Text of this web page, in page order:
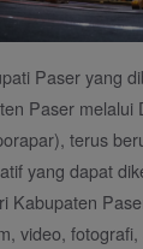
Paser yang
Paser melalui
terus
yang dapat
Kabupaten
video,